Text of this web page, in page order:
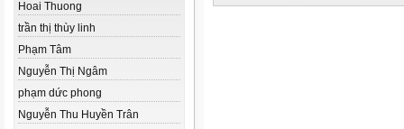
Hoai Thuong
trần thị thùy linh
Phạm Tâm
Nguyễn Thị Ngâm
phạm dức phong
Nguyễn Thu Huyền Trân